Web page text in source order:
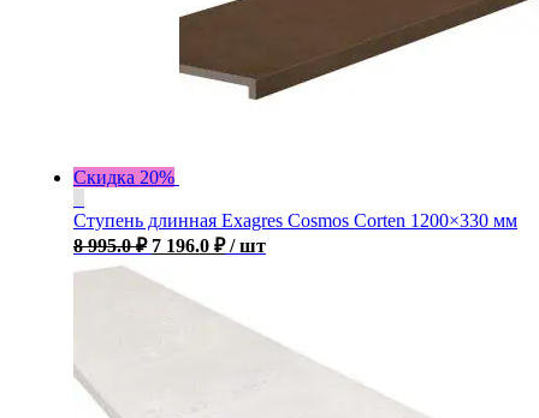
Скидка 20%
Ступень длинная Exagres Cosmos Corten 1200×330 мм
8 995.0₽ 7 196.0 ₽ / шт